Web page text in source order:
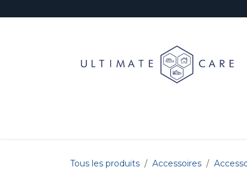
Tous les produits Accessoires